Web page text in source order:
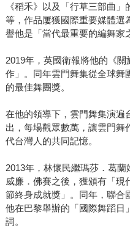
《稻禾》以及「行草三部曲」
等，作品屢獲國際重要媒體選
譽他是「當代最重要的編舞家
2019年，英國衛報將他的《
作」。同年雲門舞集從全球舞
的最佳舞團獎。
在他的領導下，雲門舞集演遍
出，每場觀眾數萬，讓雲門舞
代台灣人的共同記憶。
2013年，林懷民繼瑪莎．葛蘭
威廉．佛賽之後，獲頒有「
節終身成就獎」。同年，聯合
他在巴黎舉辦的「國際舞蹈日
詞。